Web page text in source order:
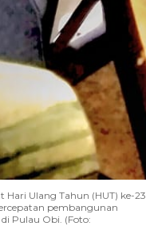
Ulang Tahun (HUT) ke-23
pembangunan
Pulau Obi. (Foto: